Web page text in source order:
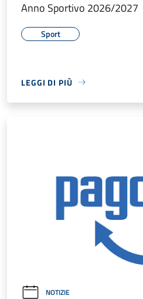
Anno Sportivo 2026/2027
Sport
LEGGI DI PIÙ
NOTIZIE